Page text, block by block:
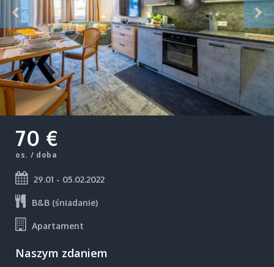
70 €
os. / doba
29.01 - 05.02.2022
B&B (śniadanie)
Apartament
Naszym zdaniem